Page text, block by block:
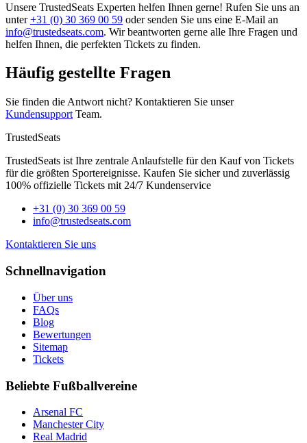
Unsere TrustedSeats Experten helfen Ihnen gerne! Rufen Sie uns an
unter+31 (0) 30 369 00 59 oder senden Sie uns eine E-Mail an
info@trustedseats.com. Wir beantworten gerne alle Ihre Fragen und
helfen Ihnen, die perfekten Tickets zu finden.
Häufig gestellte Fragen
Sie finden die Antwort nicht? Kontaktieren Sie unser
Kundensupport Team.
TrustedSeats
TrustedSeats ist Ihre zentrale Anlaufstelle für den Kauf von Tickets
für die größten Sportereignisse. Kaufen Sie sicher und zuverlässig
100% offizielle Tickets mit 24/7 Kundenservice
+31 (0) 30 369 00 59
info@trustedseats.com
Kontaktieren Sie uns
Schnellnavigation
Über uns
FAQs
Blog
Bewertungen
Sitemap
Tickets
Beliebte Fußballvereine
Arsenal FC
Manchester City
Real Madrid